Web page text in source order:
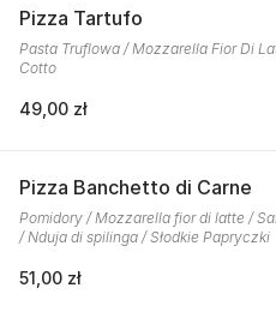
Pizza Tartufo
Pasta Truflowa / Mozzarella Fior Di
Cotto
49,00 zł
Pizza Banchetto di Carne
Pomidory / Mozzarella fior di latte /
/ Nduja di spilinga / Słodkie Papryczki
51,00 zł